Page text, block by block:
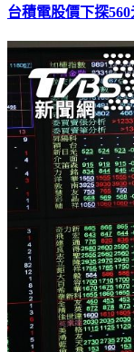
台積電股價下探